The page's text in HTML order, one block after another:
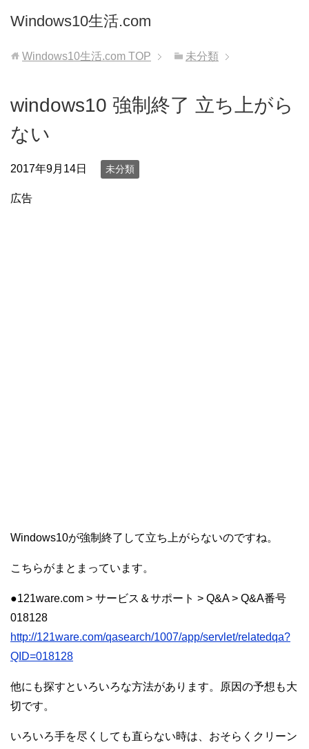
Windows10生活.com
Windows10生活.com TOP 未分類
windows10 強制終了 立ち上がら
ない
2017年9月14日 未分類
広告
Windows10が強制終了して立ち上がらないのですね。
こちらがまとまっています。
●121ware.com > サービス＆サポート > Q&A > Q&A番号
018128
http://121ware.com/qasearch/1007/app/servlet/relatedqa?
QID=018128
他にも探すといろいろな方法があります。原因の予想も大
切です。
いろいろ手を尽くしても直らない時は、おそらくクリーン